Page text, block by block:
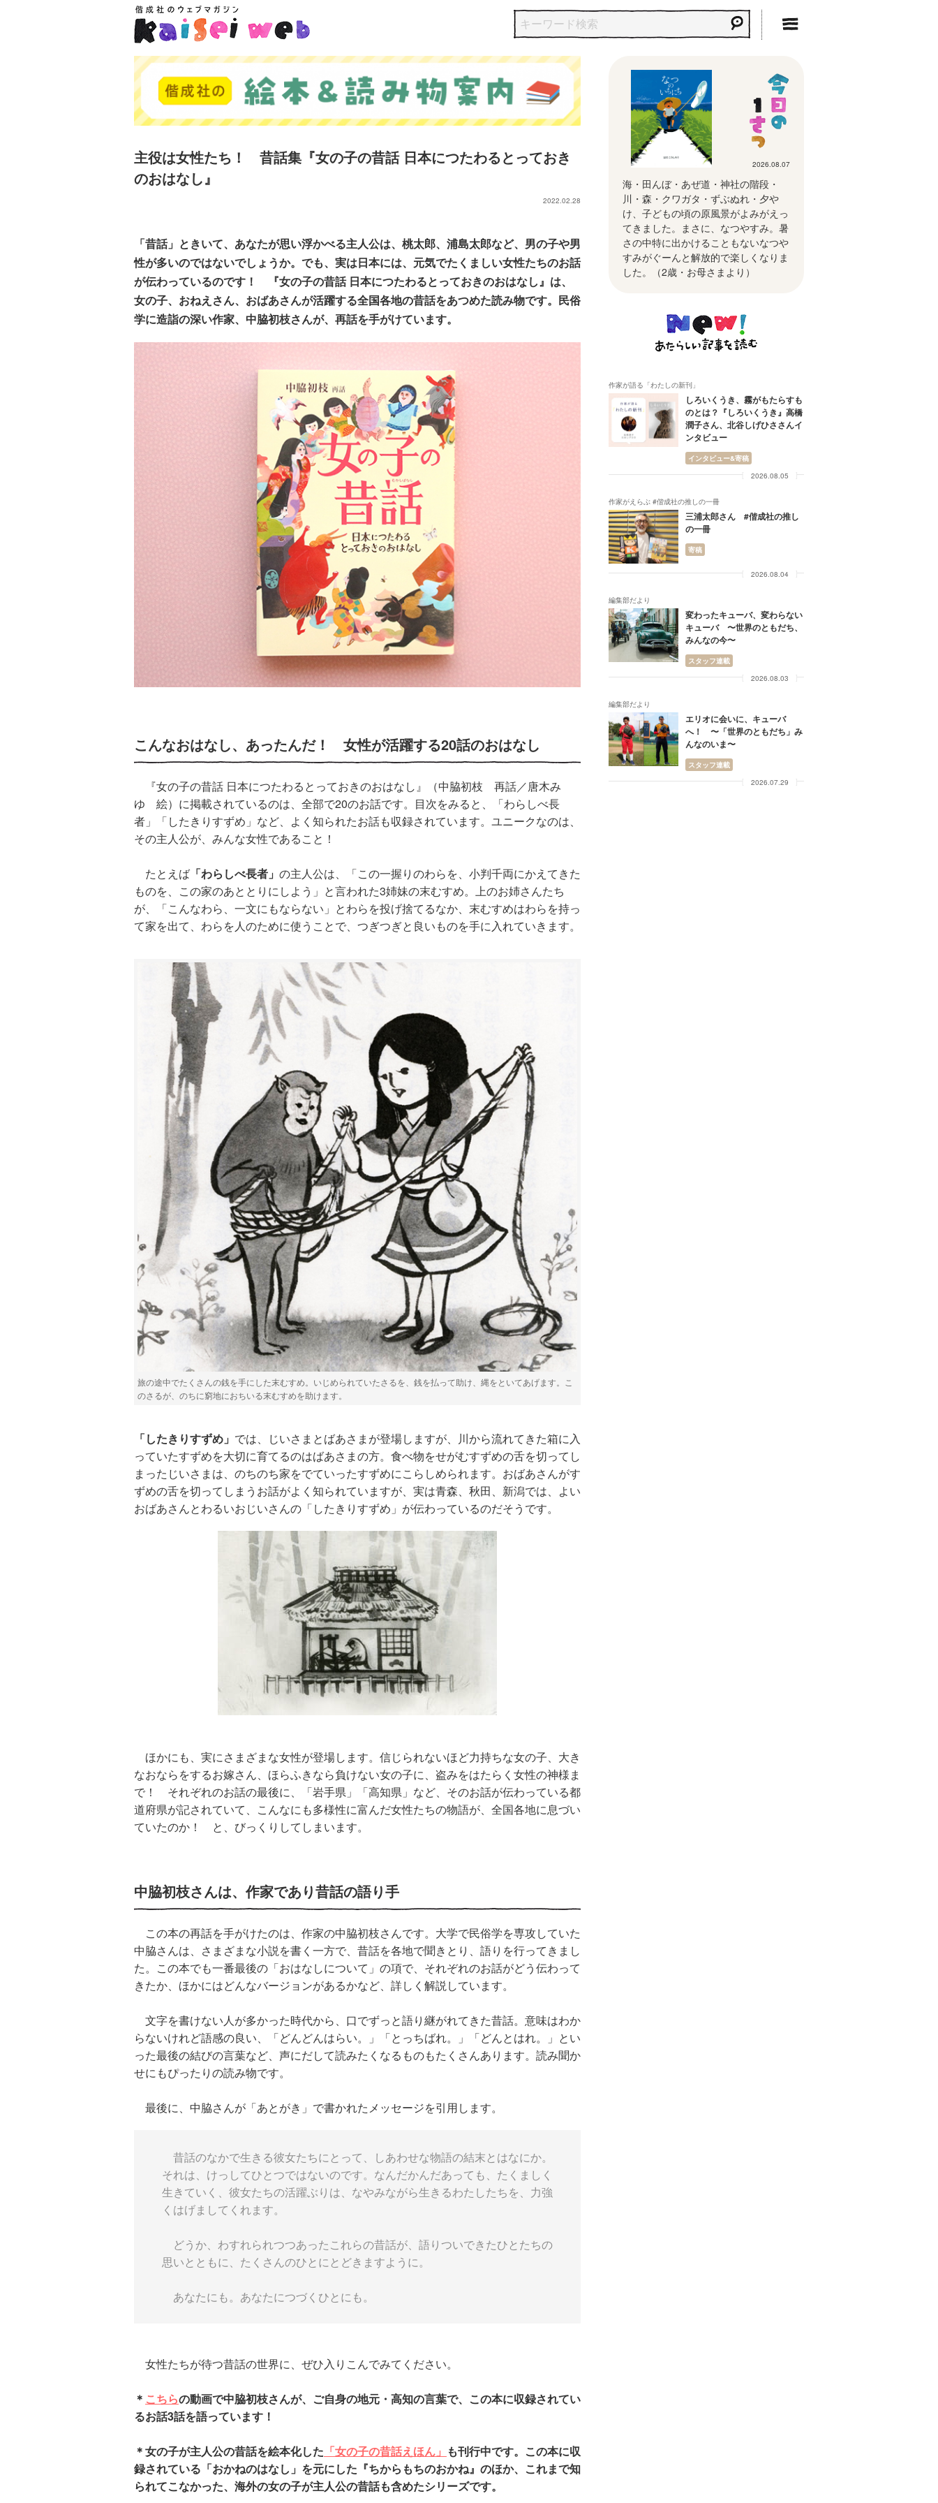
主役は女性たち！ 昔話集『女の子の昔話 日本につたわるとっておき
のおはなし』
2022.02.28
「昔話」ときいて、あなたが思い浮かべる主人公は、桃太郎、浦島太郎など、男の子や男
性が多いのではないでしょうか。でも、実は日本には、元気でたくましい女性たちのお話
が伝わっているのです！ 『女の子の昔話 日本につたわるとっておきのおはなし』は、
女の子、おねえさん、おばあさんが活躍する全国各地の昔話をあつめた読み物です。民俗
学に造詣の深い作家、中脇初枝さんが、再話を手がけています。
こんなおはなし、あったんだ！ 女性が活躍する20話のおはなし
『女の子の昔話 日本につたわるとっておきのおはなし』（中脇初枝 再話／唐木み
ゆ 絵）に掲載されているのは、全部で20のお話です。目次をみると、「わらしべ長
者」「したきりすずめ」など、よく知られたお話も収録されています。ユニークなのは、
その主人公が、みんな女性であること！
たとえば 「わらしべ長者」 の主人公は、「この一握りのわらを、小判千両にかえてきた
ものを、この家のあととりにしよう」と言われた3姉妹の末むすめ。上のお姉さんたち
が、「こんなわら、一文にもならない」とわらを投げ捨てるなか、末むすめはわらを持っ
て家を出て、わらを人のために使うことで、つぎつぎと良いものを手に入れていきます。
旅の途中でたくさんの銭を手にした末むすめ。いじめられていたさるを、銭を払って助け、縄をといてあげます。こ
のさるが、のちに窮地におちいる末むすめを助けます。
「したきりすずめ」 では、じいさまとばあさまが登場しますが、川から流れてきた箱に入
っていたすずめを大切に育てるのはばあさまの方。食べ物をせがむすずめの舌を切ってし
まったじいさまは、のちのち家をでていったすずめにこらしめられます。おばあさんがす
ずめの舌を切ってしまうお話がよく知られていますが、実は青森、秋田、新潟では、よい
おばあさんとわるいおじいさんの「したきりすずめ」が伝わっているのだそうです。
ほかにも、実にさまざまな女性が登場します。信じられないほど力持ちな女の子、大き
なおならをするお嫁さん、ほらふきなら負けない女の子に、盗みをはたらく女性の神様ま
で！ それぞれのお話の最後に、「岩手県」「高知県」など、そのお話が伝わっている都
道府県が記されていて、こんなにも多様性に富んだ女性たちの物語が、全国各地に息づい
ていたのか！ と、びっくりしてしまいます。
中脇初枝さんは、作家であり昔話の語り手
この本の再話を手がけたのは、作家の中脇初枝さんです。大学で民俗学を専攻していた
中脇さんは、さまざまな小説を書く一方で、昔話を各地で聞きとり、語りを行ってきまし
た。この本でも一番最後の「おはなしについて」の項で、それぞれのお話がどう伝わって
きたか、ほかにはどんなバージョンがあるかなど、詳しく解説しています。
文字を書けない人が多かった時代から、口でずっと語り継がれてきた昔話。意味はわか
らないけれど語感の良い、「どんどんはらい。」「とっちばれ。」「どんとはれ。」とい
った最後の結びの言葉など、声にだして読みたくなるものもたくさんあります。読み聞か
せにもぴったりの読み物です。
最後に、中脇さんが「あとがき」で書かれたメッセージを引用します。
昔話のなかで生きる彼女たちにとって、しあわせな物語の結末とはなにか。
それは、けっしてひとつではないのです。なんだかんだあっても、たくましく
生きていく、彼女たちの活躍ぶりは、なやみながら生きるわたしたちを、力強
くはげましてくれます。
どうか、わすれられつつあったこれらの昔話が、語りついできたひとたちの
思いとともに、たくさんのひとにとどきますように。
あなたにも。あなたにつづくひとにも。
女性たちが待つ昔話の世界に、ぜひ入りこんでみてください。
＊ こちらの動画で中脇初枝さんが、ご自身の地元・高知の言葉で、この本に収録されてい
るお話3話を語っています！
＊女の子が主人公の昔話を絵本化した 「女の子の昔話えほん」 も刊行中です。この本に収
録されている「おかねのはなし」を元にした『ちからもちのおかね』のほか、これまで知
られてこなかった、海外の女の子が主人公の昔話も含めたシリーズです。
2026.08.07
海・田んぼ・あぜ道・神社の階段・
川・森・クワガタ・ずぶぬれ・夕や
け、子どもの頃の原風景がよみがえっ
てきました。まさに、なつやすみ。暑
さの中特に出かけることもないなつや
すみがぐーんと解放的で楽しくなりま
した。（2歳・お母さまより）
作家が語る「わたしの新刊」
しろいくうき、霧がもたらすも
のとは？『しろいくうき』高橋
潤子さん、北谷しげひささんイ
ンタビュー
インタビュー&寄稿
2026.08.05
作家がえらぶ #偕成社の推しの一冊
三浦太郎さん #偕成社の推し
の一冊
寄稿
2026.08.04
編集部だより
変わったキューバ、変わらない
キューバ 〜世界のともだち、
みんなの今〜
スタッフ連載
2026.08.03
編集部だより
エリオに会いに、キューバ
へ！ 〜「世界のともだち」み
んなのいま〜
スタッフ連載
2026.07.29